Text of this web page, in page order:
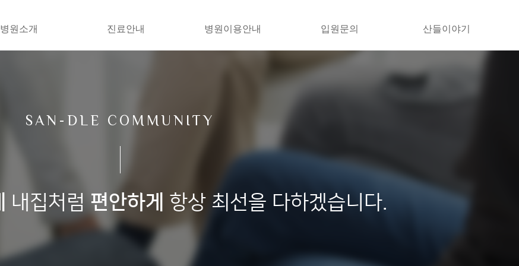
병원소개 진료안내 병원이용안내 입원문의 산들이야기
SAN-DLE COMMUNITY
내집처럼 편안하게 항상 최선을 다하겠습니다.